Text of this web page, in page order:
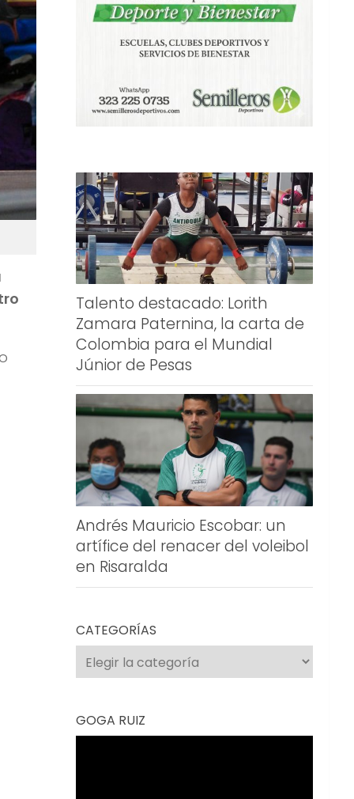
Talento destacado: Lorith
Zamara Paternina, la carta de
Colombia para el Mundial
Júnior de Pesas
Andrés Mauricio Escobar: un
artífice del renacer del voleibol
en Risaralda
CATEGORÍAS
Categorías
GOGA RUIZ